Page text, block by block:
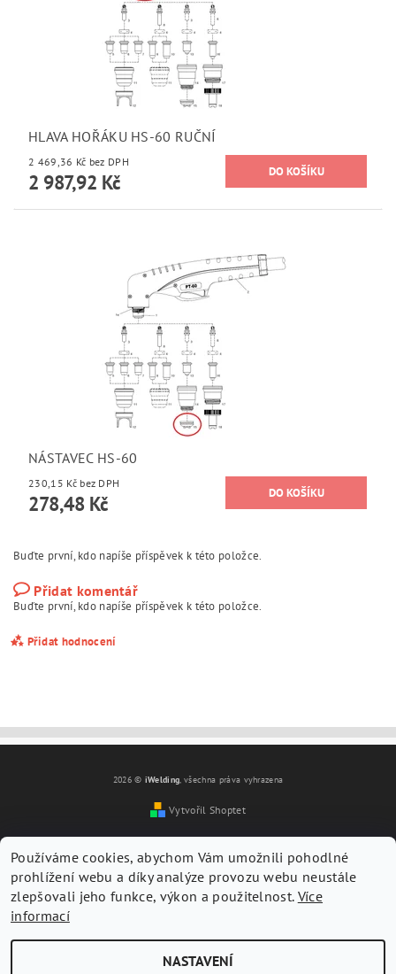
HLAVA HOŘÁKU HS-60 RUČNÍ
2 469,36 Kč bez DPH
2 987,92 Kč
NÁSTAVEC HS-60
230,15 Kč bez DPH
278,48 Kč
Buďte první, kdo napíše příspěvek k této položce.
Přidat komentář
Buďte první, kdo napíše příspěvek k této položce.
Přidat hodnocení
Vložením hodnocení souhlasíte s
2026 © iWelding, všechna práva vyhrazena
Vytvořil Shoptet
Používáme cookies, abychom Vám umožnili pohodlné
prohlížení webu a díky analýze provozu webu neustále
zlepšovali jeho funkce, výkon a použitelnost. Více
informací
NASTAVENÍ